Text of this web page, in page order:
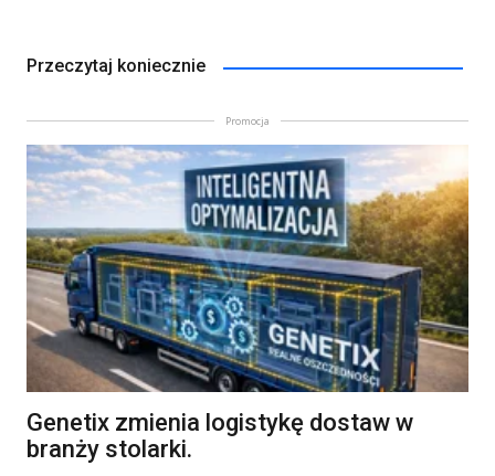
Przeczytaj koniecznie
Promocja
Genetix zmienia logistykę dostaw w
branży stolarki.